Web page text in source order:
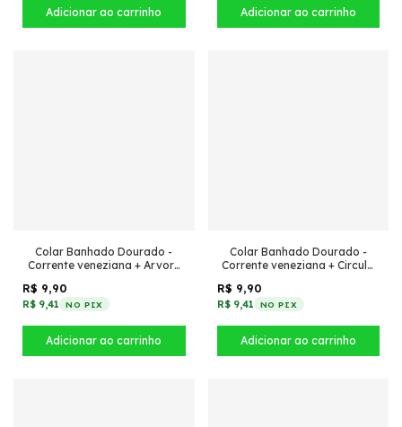
Colar Banhado Dourado -
Corrente veneziana + Arvore
R$ 9,90
R$ 9,41 NO PIX
Colar Banhado Dourado -
Corrente veneziana + Circulo
R$ 9,90
R$ 9,41 NO PIX